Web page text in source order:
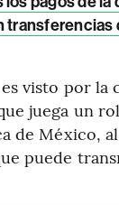
transferencias
visto por la
juega un
de México,
puede